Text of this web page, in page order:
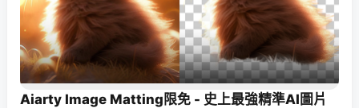
Aiarty Image Matting限免 - 史上最強精準AI圖片